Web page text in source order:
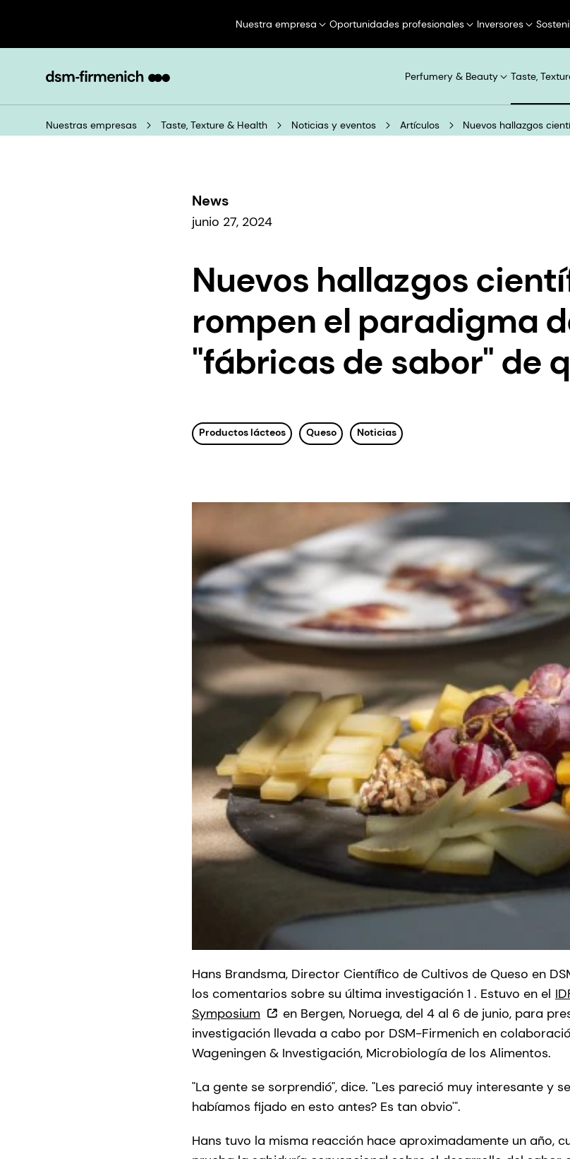
Nuestra empresa Oportunidades profesionales Inversores
Perfumery & Beauty Taste,
Nuestras empresas Taste, Texture & Health Noticias y eventos Artículos Nuevos hallazgos
News
junio 27, 2024
Nuevos hallazgos
rompen el paradigma
"fábricas de sabor" de
Productos lácteos Queso Noticias
Hans Brandsma, Director Científico de Cultivos de Queso en
los comentarios sobre su última investigación 1 . Estuvo en el
Symposium
en Bergen, Noruega, del 4 al 6 de junio, para
investigación llevada a cabo por DSM-Firmenich en
Wageningen & Investigación, Microbiología de los Alimentos.
"La gente se sorprendió", dice. "Les pareció muy interesante y
habíamos fijado en esto antes? Es tan obvio'".
Hans tuvo la misma reacción hace aproximadamente un año,